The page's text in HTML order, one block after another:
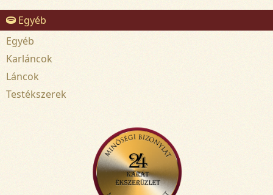
Egyéb
Egyéb
Karláncok
Láncok
Testékszerek